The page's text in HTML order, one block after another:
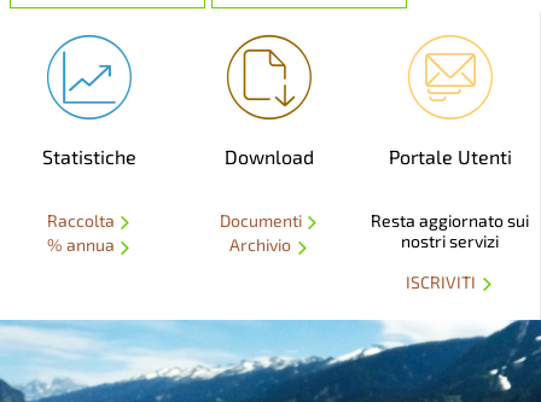
Statistiche
Raccolta
% annua
Download
Documenti
Archivio
Portale Utenti
Resta aggiornato sui
nostri servizi
ISCRIVITI